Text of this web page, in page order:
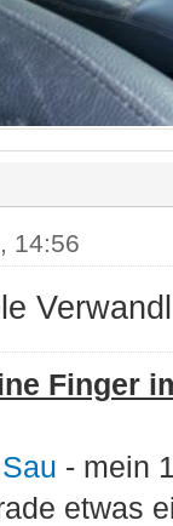
14:56
Finger
- mein
etwas